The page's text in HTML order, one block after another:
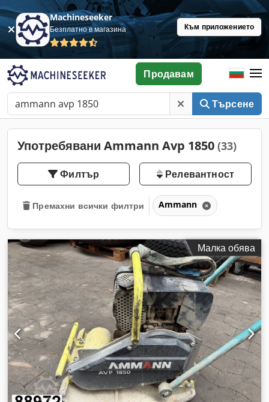
Machineseeker
Безплатно в магазина Към приложението
Търсене
Продавам
Употребявани Ammann Avp 1850 (33)
Филтър Релевантност
Премахни всички филтри Ammann
Малка обява